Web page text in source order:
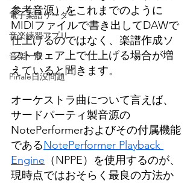
電子楽譜リーダー
音楽練習アプリ
音楽一般
Finale日没問題
参考音源）をこれまでのように
MIDIファイルで書き出してDAWで
仕上げるのではなく、楽譜作成ソ
フトウェア上で仕上げる場合が増
えていると聞きます。
オーケストラ曲について言えば、
サードパーティ製音源の
NotePerformerおよびその付属機能
であるNotePerformer Playback
Engine （NPPE）を使用するのが、
現時点ではおそらく最良の方法か